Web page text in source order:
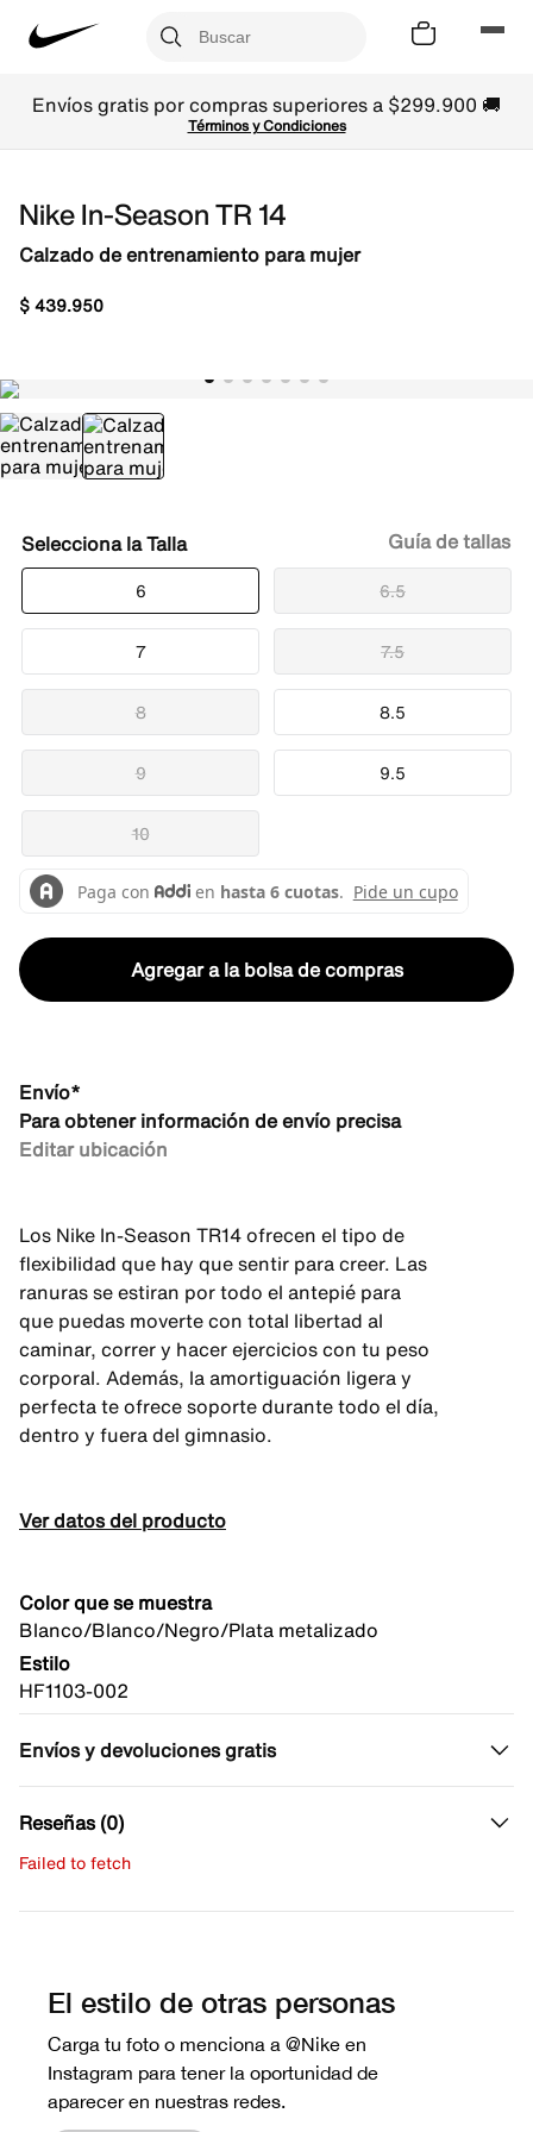
Envíos gratis por compras superiores a $299.900 🚚
Términos y Condiciones
Nike In-Season TR 14
Calzado de entrenamiento para mujer
$439.950
Talla
6 6.5
7 7.5
8 8.5
9 9.5
10
Guía de tallas
Agregar a la bolsa de compras
Envío*
Para obtener información de envío precisa
Editar ubicación
Los Nike In-Season TR14 ofrecen el tipo de
flexibilidad que hay que sentir para creer. Las
ranuras se estiran por todo el antepié para
que puedas moverte con total libertad al
caminar, correr y hacer ejercicios con tu peso
corporal. Además, la amortiguación ligera y
perfecta te ofrece soporte durante todo el día,
dentro y fuera del gimnasio.
Ver datos del producto
Color que se muestra
Blanco/Blanco/Negro/Plata metalizado
Estilo
HF1103-002
Envíos y devoluciones gratis
Reseñas (0)
Failed to fetch